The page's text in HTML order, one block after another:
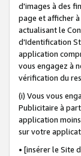
d'images à des
page et afficher à
actualisant le
d'Identification
application
vous engagez à
vérification du
(i) Vous vous
Publicitaire à
application
sur votre
• [insérer le Site